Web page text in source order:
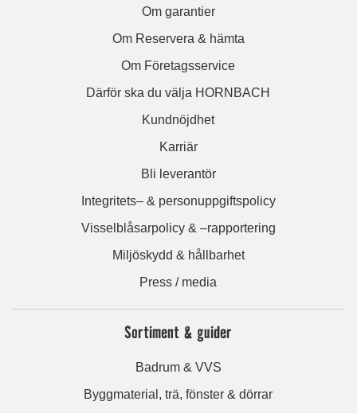
Om garantier
Om Reservera & hämta
Om Företagsservice
Därför ska du välja HORNBACH
Kundnöjdhet
Karriär
Bli leverantör
Integritets– & personuppgiftspolicy
Visselblåsarpolicy & –rapportering
Miljöskydd & hållbarhet
Press / media
Sortiment & guider
Badrum & VVS
Byggmaterial, trä, fönster & dörrar